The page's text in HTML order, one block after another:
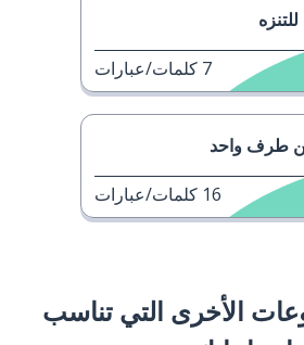
7 كلمات/عبارات
طرف واحد
16 كلمات/عبارات
الأخرى التي تناسب